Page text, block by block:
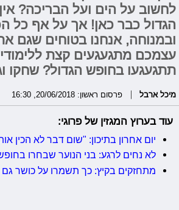
לחשוב על הים ועל הבריכה?
הגדול כבר כאן! אך על אף כל
ובמנוחה, אנחנו בטוחים שגם
עצמכם מתגעגעים קצת
תתגעגעו בחופש הגדול? שחקו
מיכל ארבל פרסום ראשון: 20/06/2018, 16:30
עוד בערוץ המגזין של פרוגי:
יום אחרון בתיכון: "שום דבר לא הכין
לא נחים לרגע: בני הנוער שבחרו
מתחזקים בקיץ: כך תשמרו על כושר